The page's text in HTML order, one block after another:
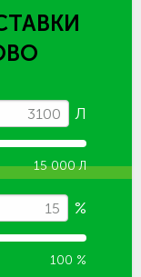
Л
15 000 Л
%
100 %